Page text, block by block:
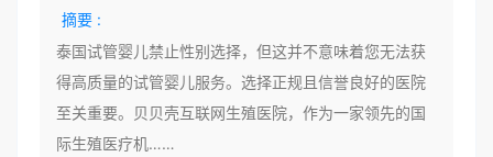
摘要 :
泰国试管婴儿禁止性别选择，但这并不意味着您无法获
得高质量的试管婴儿服务。选择正规且信誉良好的医院
至关重要。贝贝壳互联网生殖医院，作为一家领先的国
际生殖医疗机……